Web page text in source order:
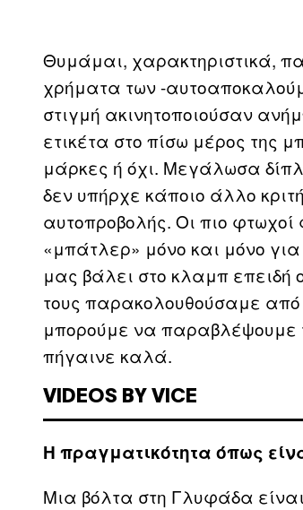
Θυμάμαι, χαρακτηριστικά,
χρήματα των -
στιγμή ακινητοποιούσαν
ετικέτα στο πίσω μέρος της
μάρκες ή όχι. Μεγάλωσα
δεν υπήρχε κάποιο άλλο
αυτοπροβολής. Οι πιο
«μπάτλερ» μόνο και μόνο
μας βάλει στο κλαμπ επειδή
τους παρακολουθούσαμε από
μπορούμε να παραβλέψουμε
πήγαινε καλά.
VIDEOS BY VICE
Η πραγματικότητα όπως
Μια βόλτα στη Γλυφάδα